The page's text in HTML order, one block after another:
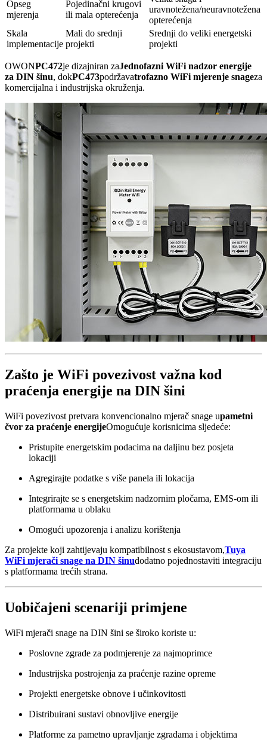
Opseg
mjerenja
Pojedinačni krugovi
ili mala opterećenja
uravnotežena/neuravnotežena
opterećenja
Skala
implementacije
Mali do srednji
projekti
Srednji do veliki energetski
projekti
OWONPC472je dizajniran zaJednofazni WiFi nadzor energije
za DIN šinu, dokPC473podržavatrofazno WiFi mjerenje snageza
komercijalna i industrijska okruženja.
Zašto je WiFi povezivost važna kod
praćenja energije na DIN šini
WiFi povezivost pretvara konvencionalno mjerač snage upametni
čvor za praćenje energijeOmogućuje korisnicima sljedeće:
Pristupite energetskim podacima na daljinu bez posjeta
lokaciji
Agregirajte podatke s više panela ili lokacija
Integrirajte se s energetskim nadzornim pločama, EMS-om ili
platformama u oblaku
Omogući upozorenja i analizu korištenja
Za projekte koji zahtijevaju kompatibilnost s ekosustavom,Tuya
WiFi mjerači snage na DIN šinudodatno pojednostaviti integraciju
s platformama trećih strana.
Uobičajeni scenariji primjene
WiFi mjerači snage na DIN šini se široko koriste u:
Poslovne zgrade za podmjerenje za najmoprimce
Industrijska postrojenja za praćenje razine opreme
Projekti energetske obnove i učinkovitosti
Distribuirani sustavi obnovljive energije
Platforme za pametno upravljanje zgradama i objektima